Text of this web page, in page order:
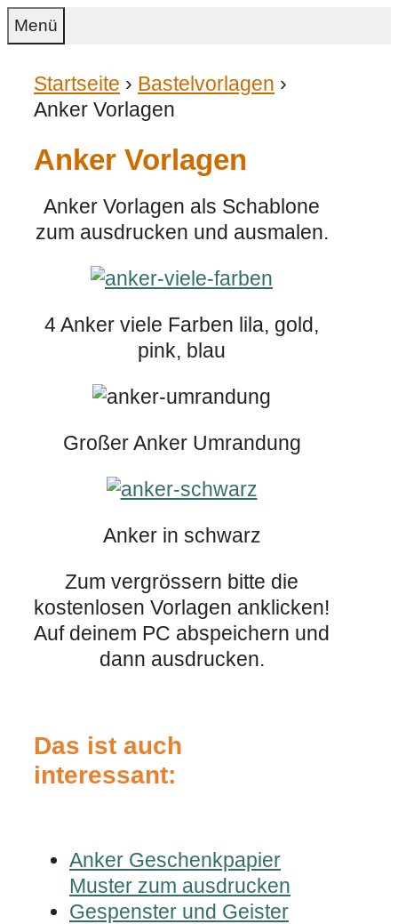
Zum
Inhalt
Menü
Startseite › Bastelvorlagen ›
Anker Vorlagen
Anker Vorlagen
Anker Vorlagen als Schablone
zum ausdrucken und ausmalen.
4 Anker viele Farben lila, gold,
pink, blau
Großer Anker Umrandung
Anker in schwarz
Zum vergrössern bitte die
kostenlosen Vorlagen anklicken!
Auf deinem PC abspeichern und
dann ausdrucken.
Das ist auch
interessant:
Anker Geschenkpapier
Muster zum ausdrucken
Gespenster und Geister